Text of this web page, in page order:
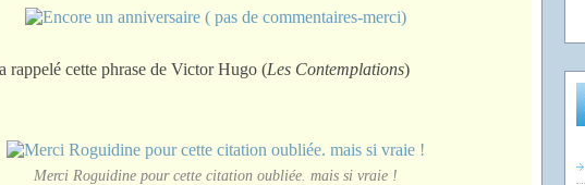
rappelé cette phrase de Victor Hugo (Les Contemplations)
Merci Roguidine pour cette citation oubliée. mais si vraie !